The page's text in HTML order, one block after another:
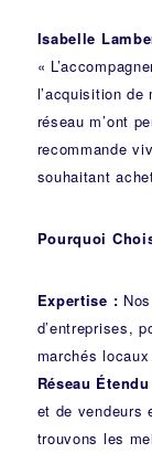
Isabelle
«
l’acquisition
réseau m’ont
recommande
souhaitant
Pourquoi
Expertise :
d’entreprises,
marchés
Réseau
et de vendeurs
trouvons les